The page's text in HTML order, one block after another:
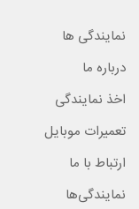
نمایندگی ها
درباره ما
اخذ نمایندگی
تعمیرات موبایل
ارتباط با ما
نمایندگی‌ها